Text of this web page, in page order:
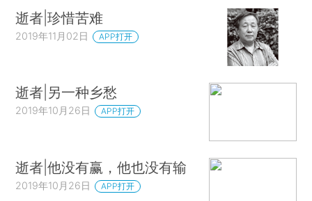
逝者|珍惜苦难
2019年11月02日 APP打开
逝者|另一种乡愁
2019年10月26日 APP打开
逝者|他没有赢，他也没有输
2019年10月26日 APP打开